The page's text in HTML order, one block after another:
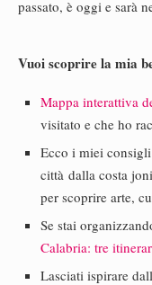
passato, è oggi e sarà
Vuoi scoprire la mia
Mappa interattiva
visitato e che ho
Ecco i miei
città dalla costa
per scoprire arte,
Se stai
Calabria: tre
Lasciati ispirare